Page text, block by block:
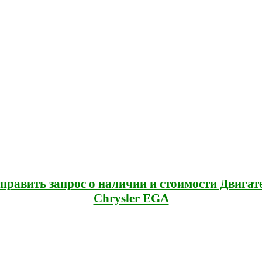
запрос о наличии и стоимости
Chrysler EGA